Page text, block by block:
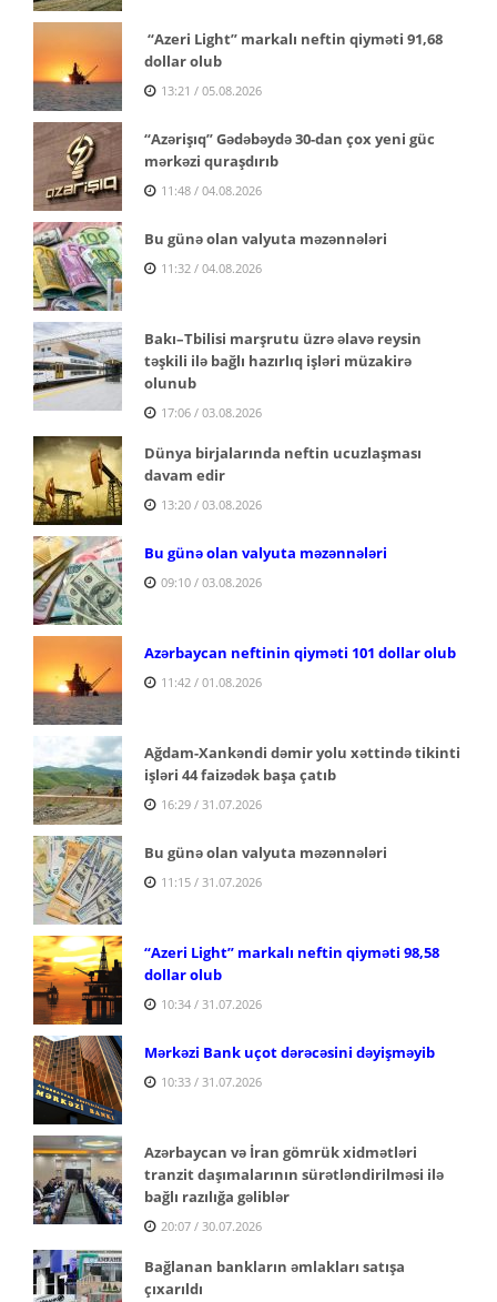
“Azeri Light” markalı neftin qiyməti 91,68
dollar olub
13:21 / 05.08.2026
“Azərişıq” Gədəbəydə 30-dan çox yeni güc
mərkəzi quraşdırıb
11:48 / 04.08.2026
Bu günə olan valyuta məzənnələri
11:32 / 04.08.2026
Bakı–Tbilisi marşrutu üzrə əlavə reysin
təşkili ilə bağlı hazırlıq işləri müzakirə
olunub
17:06 / 03.08.2026
Dünya birjalarında neftin ucuzlaşması
davam edir
13:20 / 03.08.2026
Bu günə olan valyuta məzənnələri
09:10 / 03.08.2026
Azərbaycan neftinin qiyməti 101 dollar olub
11:42 / 01.08.2026
Ağdam-Xankəndi dəmir yolu xəttində tikinti
işləri 44 faizədək başa çatıb
16:29 / 31.07.2026
Bu günə olan valyuta məzənnələri
11:15 / 31.07.2026
“Azeri Light” markalı neftin qiyməti 98,58
dollar olub
10:34 / 31.07.2026
Mərkəzi Bank uçot dərəcəsini dəyişməyib
10:33 / 31.07.2026
Azərbaycan və İran gömrük xidmətləri
tranzit daşımalarının sürətləndirilməsi ilə
bağlı razılığa gəliblər
20:07 / 30.07.2026
Bağlanan bankların əmlakları satışa
çıxarıldı